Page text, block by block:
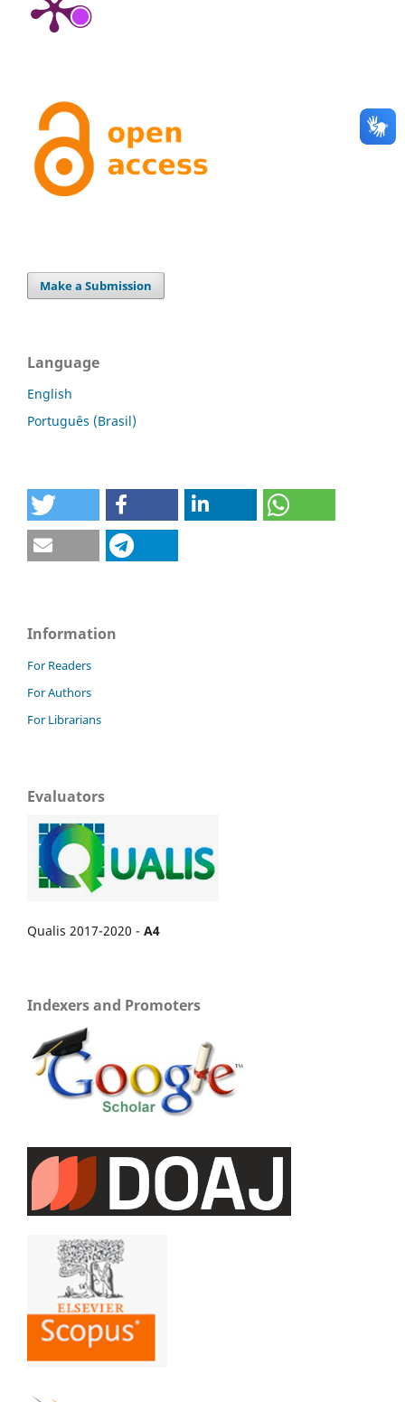
Make a Submission
Language
English
Português (Brasil)
Information
For Readers
For Authors
For Librarians
Evaluators
Qualis 2017-2020 - A4
Indexers and Promoters